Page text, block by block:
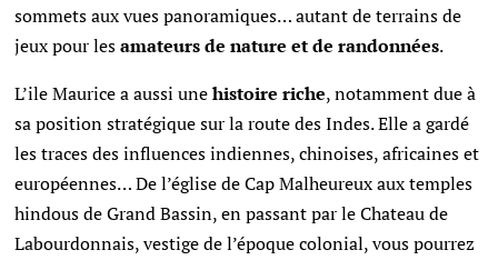
sommets aux vues panoramiques… autant de terrains de
jeux pour lesamateurs de nature et de randonnées.
L’ile Maurice a aussi unehistoire riche, notamment due à
sa position stratégique sur la route des Indes. Elle a gardé
les traces des influences indiennes, chinoises, africaines et
européennes… De l’église de Cap Malheureux aux temples
hindous de Grand Bassin, en passant par le Chateau de
Labourdonnais, vestige de l’époque colonial, vous pourrez